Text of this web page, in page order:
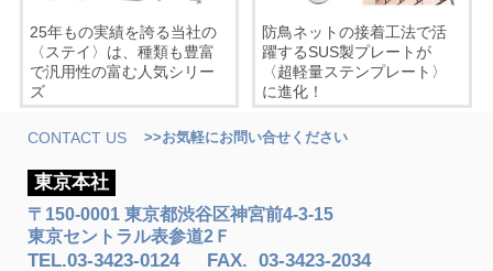
25年もの実績を誇る当社の
〈ステイ〉は、種類も豊富
で汎用性の富む人気シリー
ズ
防鳥ネットの接着工法で活
躍するSUS製プレートが
〈超軽量ステンプレート〉
に進化！
CONTACT US >>お気軽にお問い合せください
東京本社
TEL.03-3423-0124 FAX. 03-3423-2034
〒150-0001 東京都渋谷区神宮前4-3-15
東京セントラル表参道2Ｆ